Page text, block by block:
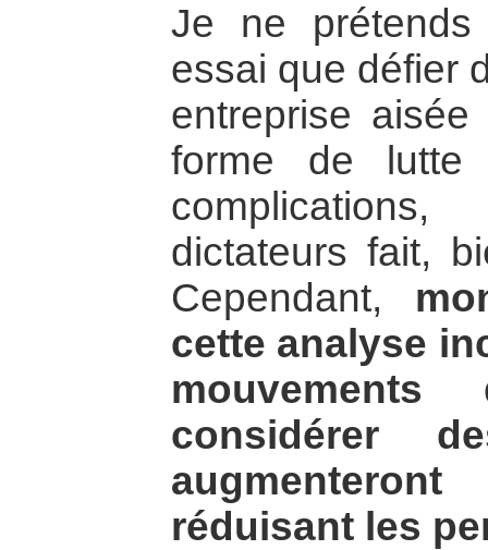
Je ne
essai que défier
entreprise
forme de
dictateurs fait,
Cependant,
cette analyse
considérer
réduisant les